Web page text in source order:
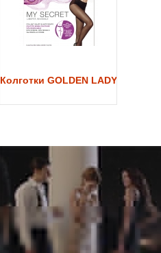
Колготки GOLDEN LADY My